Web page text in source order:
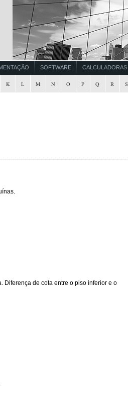
SOFTWARE CALCULADORAS
K L M N O P Q R S
Diferença de cota entre o piso inferior e o